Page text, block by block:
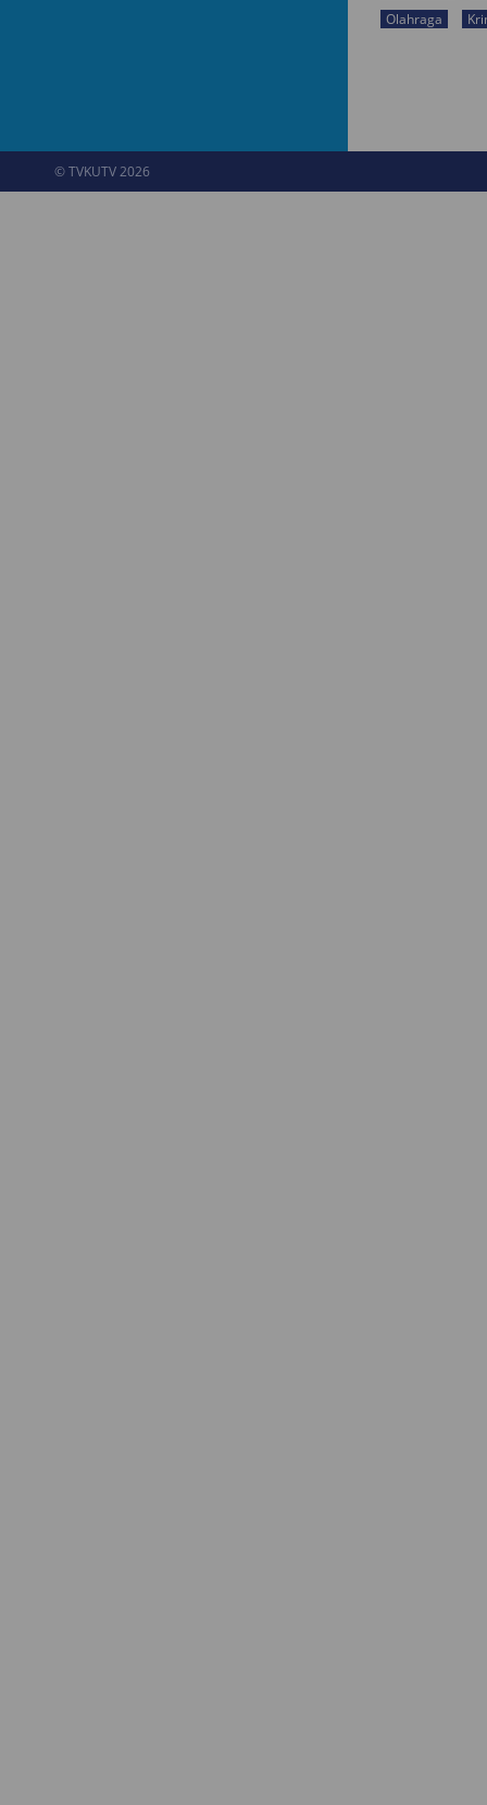
Olahraga
© TVKUTV 2026